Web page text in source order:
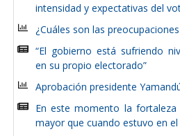
intensidad y expectativas del
¿Cuáles son las
“El gobierno está sufriendo
en su propio electorado”
Aprobación presidente
En este momento la
mayor que cuando estuvo en